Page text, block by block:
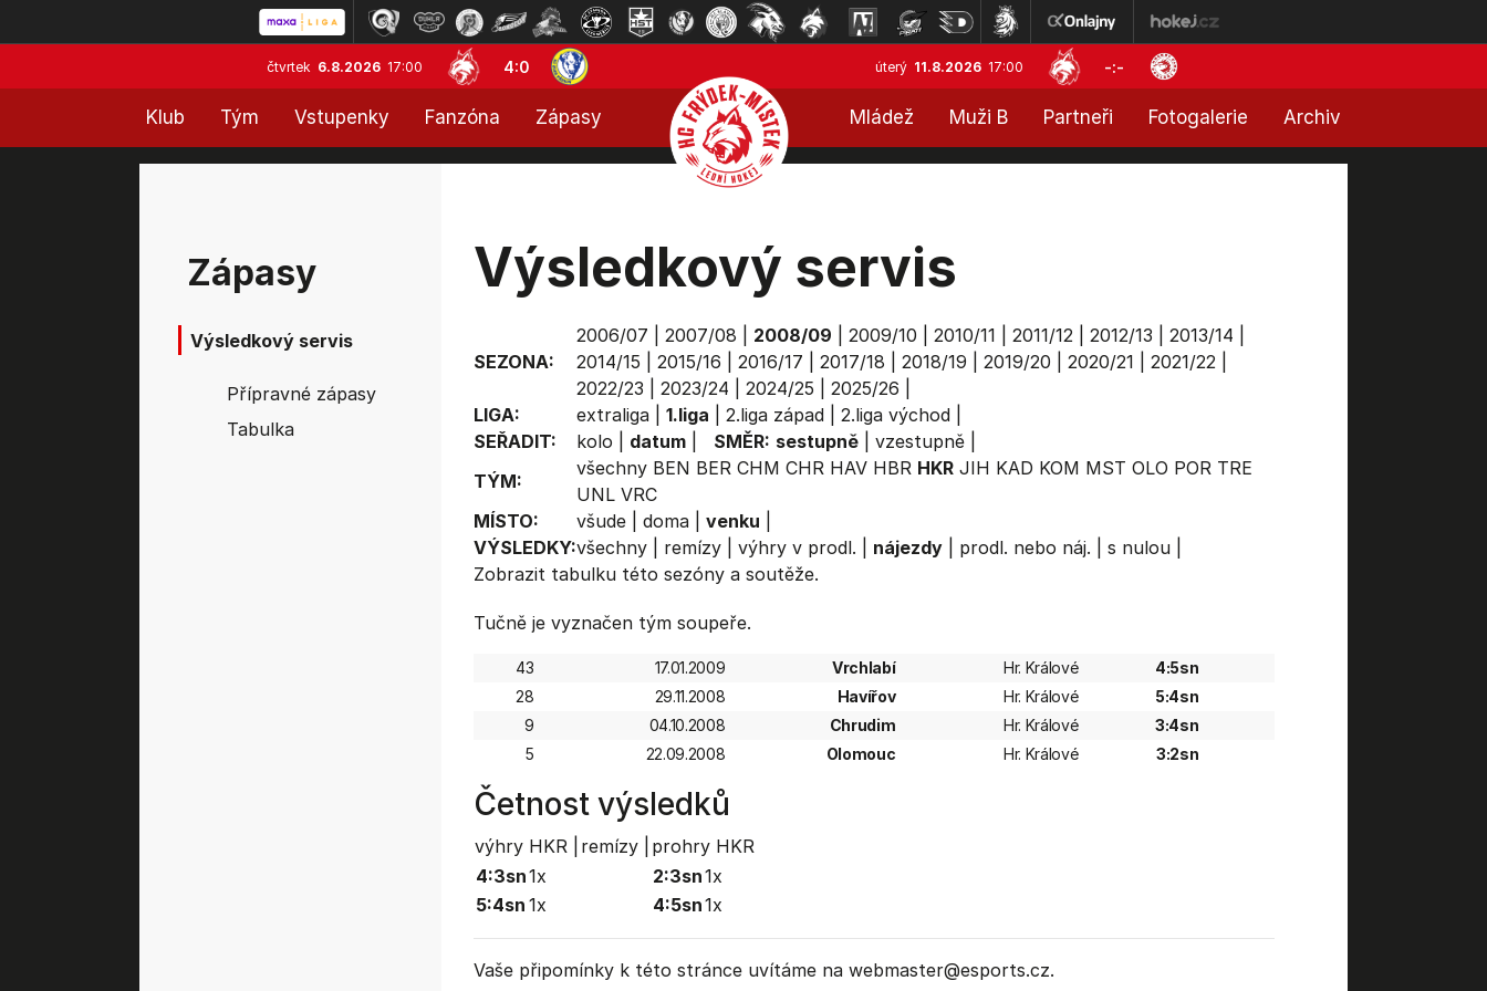
čtvrtek 6.8.2026 17:00 4:0 úterý 11.8.2026 17:00 -:-
Klub Tým Vstupenky Fanzóna Zápasy Mládež Muži B Partneři Fotogalerie Archiv
Zápasy
Výsledkový servis
Přípravné zápasy
Tabulka
Výsledkový servis
SEZONA:
2006/07 2007/08 2008/09 2009/10 2010/11 2011/12| 2012/13 2013/14
2014/15
2015/16 2016/17 2017/18 2018/19 2019/20 2020/21 2021/22|
2022/23
2023/24 2024/25 2025/26
LIGA:
extraliga| 1.liga 2.liga západ| 2.liga východ|
SEŘADIT:
kolo datum| SMĚR: sestupně| vzestupně|
TÝM:
všechny BEN BER CHM CHR HAV HBR HKR JIH KAD KOM MST OLO POR TRE
UNL VRC
MÍSTO:
všude| doma| venku
VÝSLEDKY:všechny| remízy| výhry v prodl. nájezdy| prodl. nebo náj. s nulou|
Zobrazit tabulkutéto sezóny a soutěže.
Tučně je vyznačen tým soupeře.
43 17.01.2009 Vrchlabí Hr. Králové
4:5sn
28
29.11.2008 Havířov Hr. Králové
5:4sn
9
04.10.2008 Chrudim Hr. Králové
3:4sn
5
22.09.2008 Olomouc Hr. Králové 3:2sn
Četnost výsledků
výhry HKR | remízy |
prohry HKR
4:3sn1x
5:4sn 1x
2:3sn1x
4:5sn1x
Vaše připomínky k této stránce uvítáme na webmaster@esports.cz.